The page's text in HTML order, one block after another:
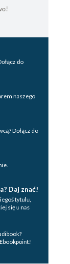
do
naszego
Dołącz do
Daj znać!
tytulu,
się u nas